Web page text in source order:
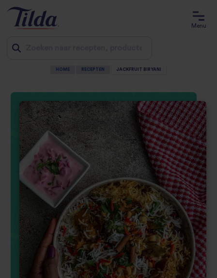
content
Menu
HOME RECEPTEN JACKFRUIT BIRYANI